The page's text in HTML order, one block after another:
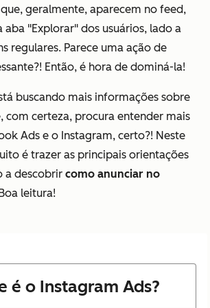
geralmente, aparecem no feed,
aba "Explorar" dos usuários, lado a
regulares. Parece uma ação de
Então, é hora de dominá-la!
buscando mais informações sobre
com certeza, procura entender mais
Ads e o Instagram, certo?! Neste
é trazer as principais orientações
a descobrir como anunciar no
leitura!
é o Instagram Ads?